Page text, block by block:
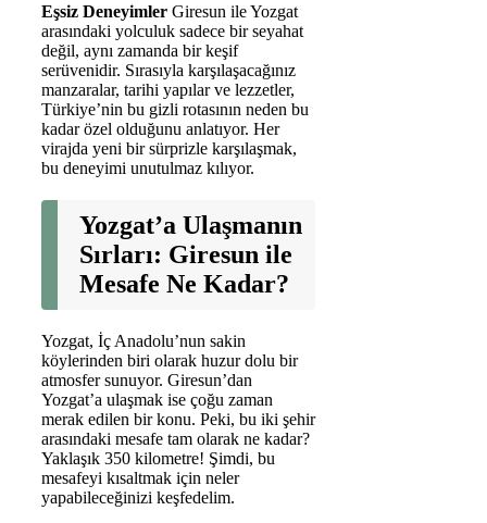
Eşsiz Deneyimler Giresun ile Yozgat
arasındaki yolculuk sadece bir seyahat
değil, aynı zamanda bir keşif
serüvenidir. Sırasıyla karşılaşacağınız
manzaralar, tarihi yapılar ve lezzetler,
Türkiye’nin bu gizli rotasının neden bu
kadar özel olduğunu anlatıyor. Her
virajda yeni bir sürprizle karşılaşmak,
bu deneyimi unutulmaz kılıyor.
Yozgat’a Ulaşmanın
Sırları: Giresun ile
Mesafe Ne Kadar?
Yozgat, İç Anadolu’nun sakin
köylerinden biri olarak huzur dolu bir
atmosfer sunuyor. Giresun’dan
Yozgat’a ulaşmak ise çoğu zaman
merak edilen bir konu. Peki, bu iki şehir
arasındaki mesafe tam olarak ne kadar?
Yaklaşık 350 kilometre! Şimdi, bu
mesafeyi kısaltmak için neler
yapabileceğinizi keşfedelim.